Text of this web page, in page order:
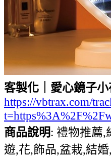
客製化｜愛心鏡子
https://vbtrax.com/
商品說明: 禮物推薦,
遊,花,飾品,盆栽,結